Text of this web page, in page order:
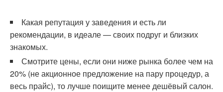
Какая репутация у заведения и есть ли
рекомендации, в идеале — своих подруг и близких
знакомых.
Смотрите цены, если они ниже рынка более чем на
20% (не акционное предложение на пару процедур, а
весь прайс), то лучше поищите менее дешёвый салон.